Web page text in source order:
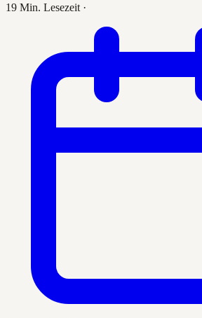
19 Min. Lesezeit ·